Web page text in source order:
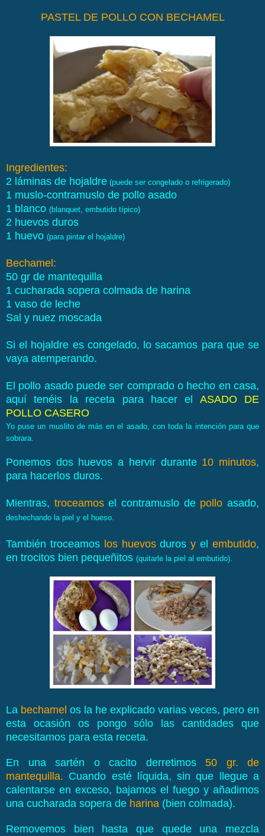
PASTEL DE POLLO CON BECHAMEL
Ingredientes:
2 láminas de hojaldre (puede ser congelado o refrigerado)
1 muslo-contramuslo de pollo asado
1 blanco (blanquet, embutido típico)
2 huevos duros
1 huevo (para pintar el hojaldre)
Bechamel:
50 gr de mantequilla
1 cucharada sopera colmada de harina
1 vaso de leche
Sal y nuez moscada
Si el hojaldre es congelado, lo sacamos para que se
vaya atemperando.
El pollo asado puede ser comprado o hecho en casa,
aquí tenéis la receta para hacer el ASADO DE
POLLO CASERO
Yo puse un muslito de más en el asado, con toda la intención para que
sobrara.
Ponemos dos huevos a hervir durante 10 minutos,
para hacerlos duros.
Mientras, troceamosel contramuslo de pollo asado,
deshechando la piel y el hueso.
También troceamos los huevosdurosyelembutido,
en trocitos bien pequeñitos (quitarle la piel al embutido).
La bechamel os la he explicado varias veces, pero en
esta ocasión os pongo sólo las cantidades que
necesitamos para esta receta.
En una sartén o cacito derretimos 50 gr. de
mantequilla. Cuando esté líquida, sin que llegue a
calentarse en exceso, bajamos el fuego y añadimos
una cucharada sopera de harina (bien colmada).
Removemos bien hasta que quede una mezcla